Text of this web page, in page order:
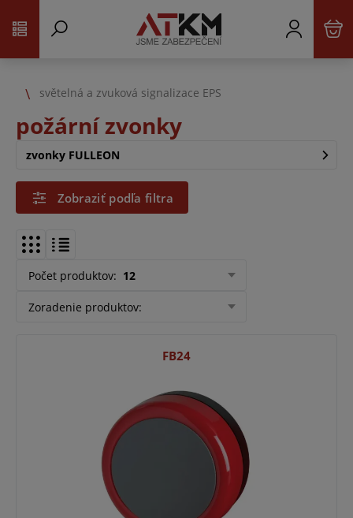
světelná a zvuková signalizace EPS
požární zvonky
zvonky FULLEON
Zobraziť podľa filtra
Počet produktov: 12
Zoradenie produktov:
FB24